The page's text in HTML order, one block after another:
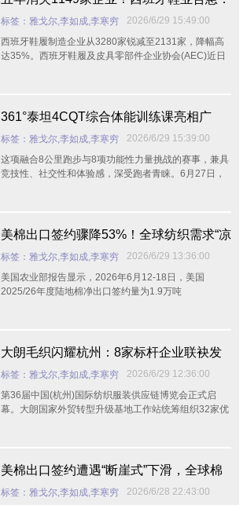
全球产量仅占0.3%，拿什么对抗中国130
亿双？
标签：雅戈尔,李如成,李寒穷
2026/6/29 15:49:00
西班牙鞋履制造企业从3280家锐减至2131家，降幅高
达35%。西班牙鞋履及皮具零部件企业协会(AEC)近日
361°泰坦4CQT综合体能训练课亮相广
州，拥抱HYROX运动热潮
标签：雅戈尔,李如成,李寒穷
2026/6/29 15:39:00
这项融合8公里跑步与8项功能性力量挑战的赛事，兼具
竞技性、社交性和体验感，深受跑者青睐。6月27日，
比赛动线，
美棉出口签约骤降53%！全球纺织需求“凉
意”尽显，棉价承压之下企业如何破局？
标签：雅戈尔,李如成,李寒穷
2026/6/29 13:36:00
美国农业部报告显示，2026年6月12-18日，美国
2025/26年度陆地棉净出口签约量为1.9万吨
大朗毛织闪耀杭州：8家标杆企业联袂发
布2026针织系列新品
标签：雅戈尔,李如成,李寒穷
2026/6/29 12:36:00
第36届中国(杭州)国际纺织服装供应链博览会正式启
幕。大朗国家外贸转型升级基地工作站统筹组织32家优
持续迎来各地品牌商、
美棉出口签约遭遇“断崖式”下滑，全球棉
纺需求疲态尽显，行业拐点信号已现？
标签：雅戈尔,李如成,李寒穷 2026/6/28 22:43:00